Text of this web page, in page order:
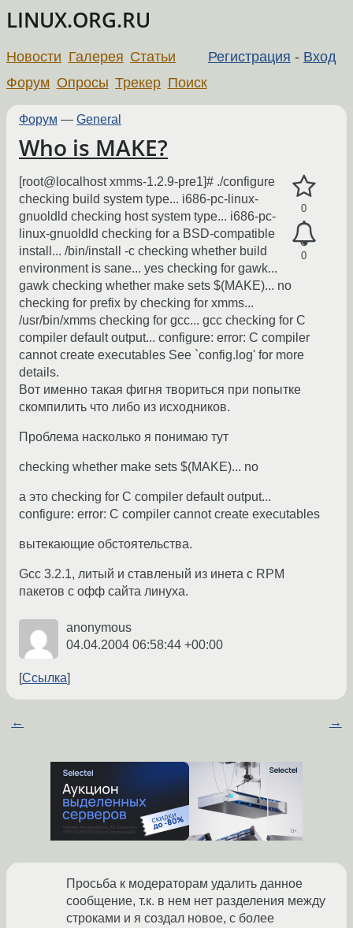
LINUX.ORG.RU
Регистрация - Вход
Новости Галерея Статьи
Форум Опросы Трекер Поиск
Форум — General
Who is MAKE?
0
0
[root@localhost xmms-1.2.9-pre1]# ./configure
checking build system type... i686-pc-linux-
gnuoldld checking host system type... i686-pc-
linux-gnuoldld checking for a BSD-compatible
install... /bin/install -c checking whether build
environment is sane... yes checking for gawk...
gawk checking whether make sets $(MAKE)... no
checking for prefix by checking for xmms...
/usr/bin/xmms checking for gcc... gcc checking for C
compiler default output... configure: error: C compiler
cannot create executables See `config.log' for more
details.
Вот именно такая фигня твориться при попытке
скомпилить что либо из исходников.
Проблема насколько я понимаю тут
checking whether make sets $(MAKE)... no
а это checking for C compiler default output...
configure: error: C compiler cannot create executables
вытекающие обстоятельства.
Gcc 3.2.1, литый и ставленый из инета с RPM
пакетов с офф сайта линуха.
anonymous
04.04.2004 06:58:44 +00:00
Ссылка
← →
Просьба к модераторам удалить данное
сообщение, т.к. в нем нет разделения между
строками и я создал новое, с более